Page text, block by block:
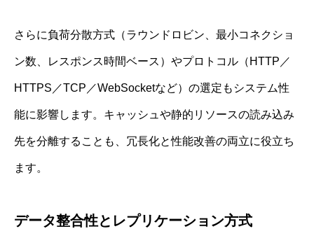
さらに負荷分散方式（ラウンドロビン、最小コネクショ
ン数、レスポンス時間ベース）やプロトコル（HTTP／
HTTPS／TCP／WebSocketなど）の選定もシステム性
能に影響します。キャッシュや静的リソースの読み込み
先を分離することも、冗長化と性能改善の両立に役立ち
ます。
データ整合性とレプリケーション方式